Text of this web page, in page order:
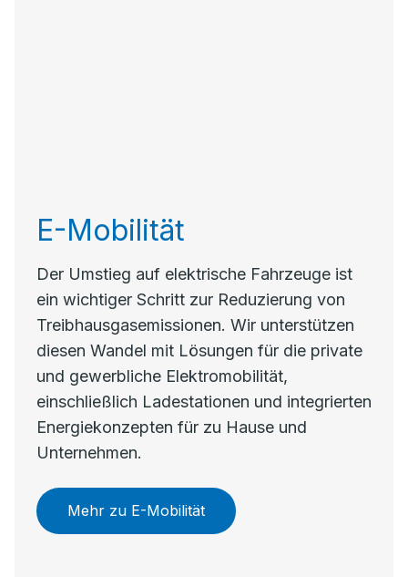
E-Mobilität
Der Umstieg auf elektrische Fahrzeuge ist
ein wichtiger Schritt zur Reduzierung von
Treibhausgasemissionen. Wir unterstützen
diesen Wandel mit Lösungen für die private
und gewerbliche Elektromobilität,
einschließlich Ladestationen und integrierten
Energiekonzepten für zu Hause und
Unternehmen.
Mehr zu E-Mobilität